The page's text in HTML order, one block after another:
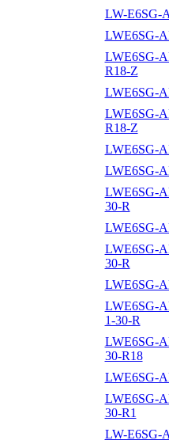
LW-E6SG-
LWE6SG-
LWE6SG-
R18-Z
LWE6SG-
LWE6SG-
R18-Z
LWE6SG-
LWE6SG-
LWE6SG-
30-R
LWE6SG-
LWE6SG-
30-R
LWE6SG-
LWE6SG-
1-30-R
LWE6SG-
30-R18
LWE6SG-
LWE6SG-
30-R1
LW-E6SG-